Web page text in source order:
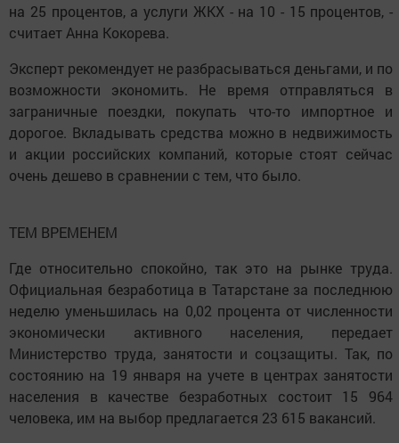
на 25 процентов, а услуги ЖКХ - на 10 - 15 процентов, -
считает Анна Кокорева.
Эксперт рекомендует не разбрасываться деньгами, и по
возможности экономить. Не время отправляться в
заграничные поездки, покупать что-то импортное и
дорогое. Вкладывать средства можно в недвижимость
и акции российских компаний, которые стоят сейчас
очень дешево в сравнении с тем, что было.
ТЕМ ВРЕМЕНЕМ
Где относительно спокойно, так это на рынке труда.
Официальная безработица в Татарстане за последнюю
неделю уменьшилась на 0,02 процента от численности
экономически активного населения, передает
Министерство труда, занятости и соцзащиты. Так, по
состоянию на 19 января на учете в центрах занятости
населения в качестве безработных состоит 15 964
человека, им на выбор предлагается 23 615 вакансий.